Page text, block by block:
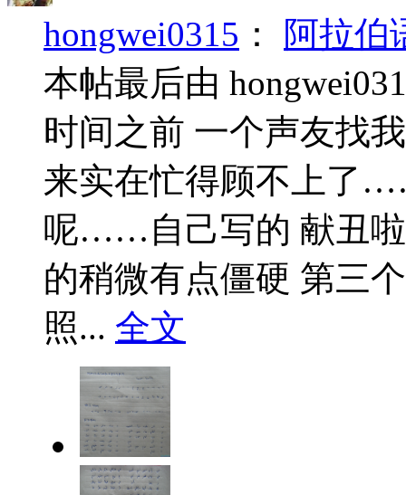
hongwei0315 ： 阿拉伯
本帖最后由
时间之前 一个声友找
来实在忙得顾不上了
呢……自己写的 献丑啦
的稍微有点僵硬 第三
照... 全文